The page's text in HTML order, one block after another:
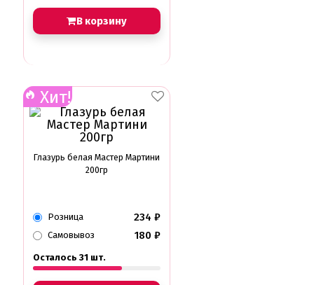
В корзину
Хит!
Глазурь белая Мастер Мартини
200гр
Розница 234 ₽
Самовывоз 180 ₽
Осталось 31 шт.